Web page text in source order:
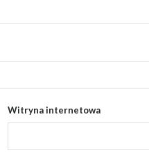
Witryna internetowa